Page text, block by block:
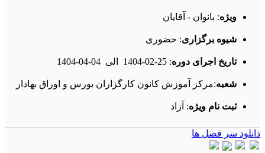
ویژه: بانوان - آقایان
شیوه برگزاری: حضوری
تاریخ اجرای دوره:
1404-02-25 الی 1404-04-04
شعبه:مرکز آموزش کانون کارگزاران بورس و اوراق بهادار
ثبت نام ویژه: آزاد
دانلود سر فصل ها